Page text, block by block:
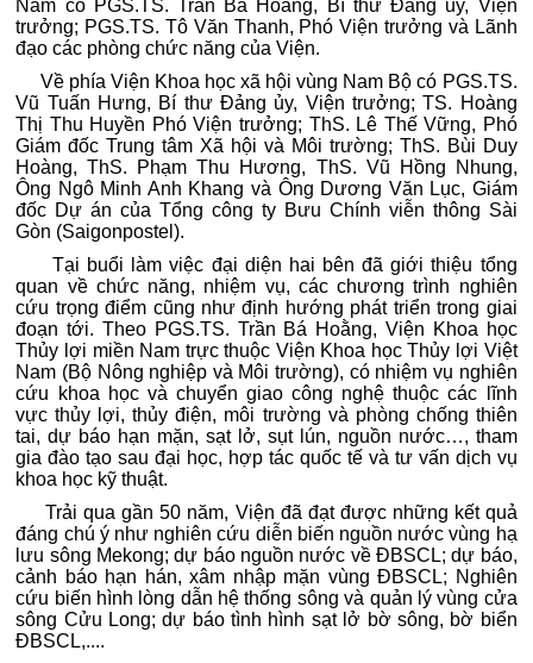
Nam có PGS.TS. Trần Bá Hoằng, Bí thư Đảng ủy, Viện
trưởng; PGS.TS. Tô Văn Thanh, Phó Viện trưởng và Lãnh
đạo các phòng chức năng của Viện.
Về phía Viện Khoa học xã hội vùng Nam Bộ có PGS.TS.
Vũ Tuấn Hưng, Bí thư Đảng ủy, Viện trưởng; TS. Hoàng
Thị Thu Huyền Phó Viện trưởng; ThS. Lê Thế Vững, Phó
Giám đốc Trung tâm Xã hội và Môi trường; ThS. Bùi Duy
Hoàng, ThS. Phạm Thu Hương, ThS. Vũ Hồng Nhung,
Ông Ngô Minh Anh Khang và Ông Dương Văn Lục, Giám
đốc Dự án của Tổng công ty Bưu Chính viễn thông Sài
Gòn (Saigonpostel).
Tại buổi làm việc đại diện hai bên đã giới thiệu tổng
quan về chức năng, nhiệm vụ, các chương trình nghiên
cứu trọng điểm cũng như định hướng phát triển trong giai
đoạn tới. Theo PGS.TS. Trần Bá Hoằng, Viện Khoa học
Thủy lợi miền Nam trực thuộc Viện Khoa học Thủy lợi Việt
Nam (Bộ Nông nghiệp và Môi trường), có nhiệm vụ nghiên
cứu khoa học và chuyển giao công nghệ thuộc các lĩnh
vực thủy lợi, thủy điện, môi trường và phòng chống thiên
tai, dự báo hạn mặn, sạt lở, sụt lún, nguồn nước…, tham
gia đào tạo sau đại học, hợp tác quốc tế và tư vấn dịch vụ
khoa học kỹ thuật.
Trải qua gần 50 năm, Viện đã đạt được những kết quả
đáng chú ý như nghiên cứu diễn biến nguồn nước vùng hạ
lưu sông Mekong; dự báo nguồn nước về ĐBSCL; dự báo,
cảnh báo hạn hán, xâm nhập mặn vùng ĐBSCL; Nghiên
cứu biến hình lòng dẫn hệ thống sông và quản lý vùng cửa
sông Cửu Long; dự báo tình hình sạt lở bờ sông, bờ biển
ĐBSCL,....